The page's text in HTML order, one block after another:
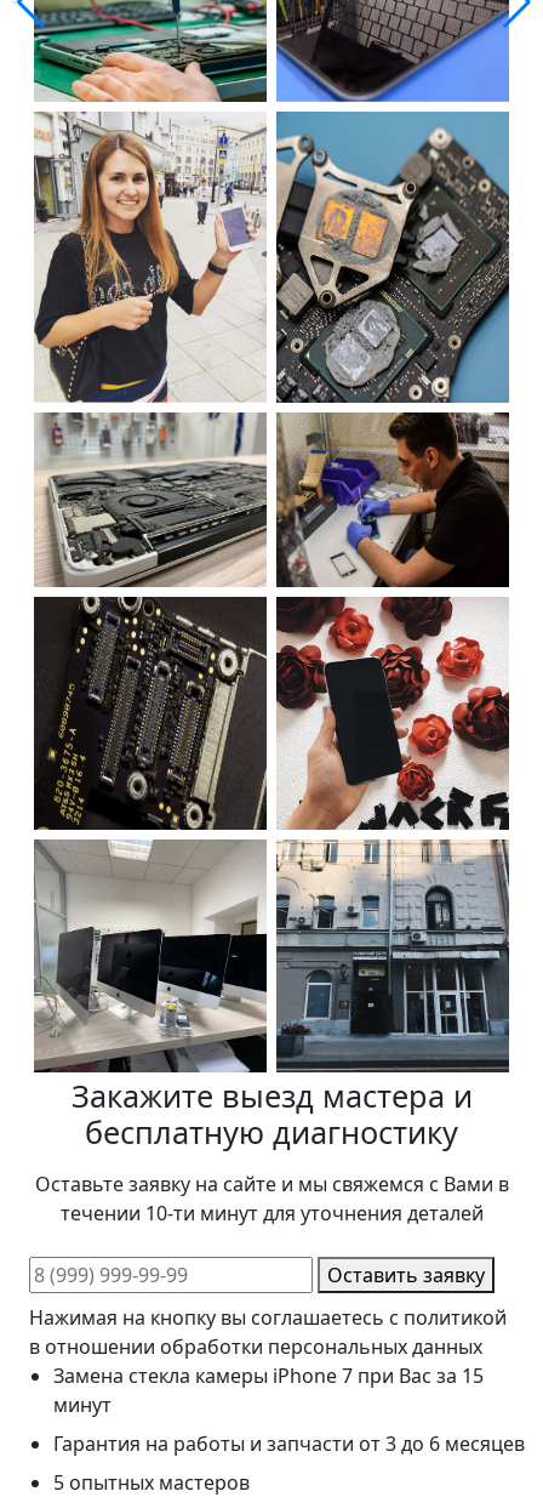
Закажите выезд мастера и
бесплатную диагностику
Оставьте заявку на сайте и мы свяжемся с Вами в
течении 10-ти минут для уточнения деталей
Оставить заявку
Нажимая на кнопку вы соглашаетесь с политикой
в отношении обработки персональных данных
Замена стекла камеры iPhone 7 при Вас за 15
минут
Гарантия на работы и запчасти от 3 до 6 месяцев
5 опытных мастеров